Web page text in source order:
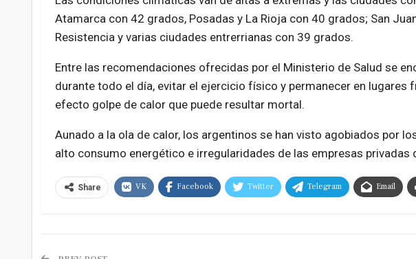
Atamarca con 42 grados, Posadas y La Rioja con 40 grados; San
Resistencia y varias ciudades entrerrianas con 39 grados.
Entre las recomendaciones ofrecidas por el Ministerio de Salud se
durante todo el día, evitar el ejercicio físico y permanecer en lugares
efecto golpe de calor que puede resultar mortal.
Aunado a la ola de calor, los argentinos se han visto agobiados por
alto consumo energético e irregularidades de las empresas privadas
Share VK Facebook Twitter Telegram Email